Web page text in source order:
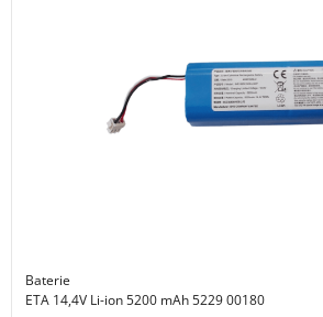
Baterie
ETA 14,4V Li-ion 5200 mAh 5229 00180